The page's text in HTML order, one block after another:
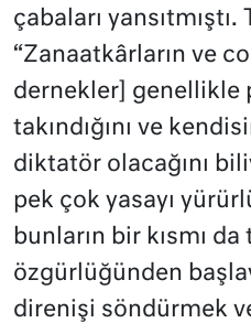
çabaları
“Zanaatkârların ve
dernekler]
takındığını ve
diktatör olacağını
pek çok yasayı
bunların bir kısmı
özgürlüğünden
direnişi söndürmek